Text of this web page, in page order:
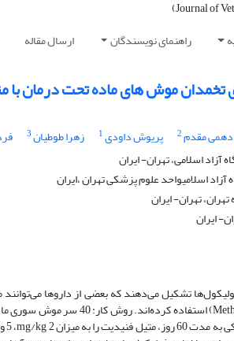
راهنمای نویسندگان ارسال مقاله
تخمدان موش های ماده تحت درمان با
مقدم2 پریوش داودی1 زهرا طوطیان3
آزاد اسلامی، تهران- ایران
اسلامیواحد علوم پزشکی تهران ،ایران
تهران- ایران
ایران
ها تشکیل میدهند که بعضی از داروها می
) استفاده کرده اند. روش کار: 40
را به میزان mg/kg 2